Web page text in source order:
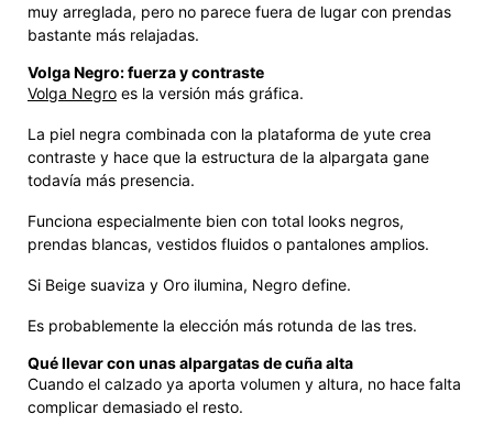
muy arreglada, pero no parece fuera de lugar con prendas
bastante más relajadas.
Volga Negro: fuerza y contraste
Volga Negro es la versión más gráfica.
La piel negra combinada con la plataforma de yute crea
contraste y hace que la estructura de la alpargata gane
todavía más presencia.
Funciona especialmente bien con total looks negros,
prendas blancas, vestidos fluidos o pantalones amplios.
Si Beige suaviza y Oro ilumina, Negro define.
Es probablemente la elección más rotunda de las tres.
Qué llevar con unas alpargatas de cuña alta
Cuando el calzado ya aporta volumen y altura, no hace falta
complicar demasiado el resto.